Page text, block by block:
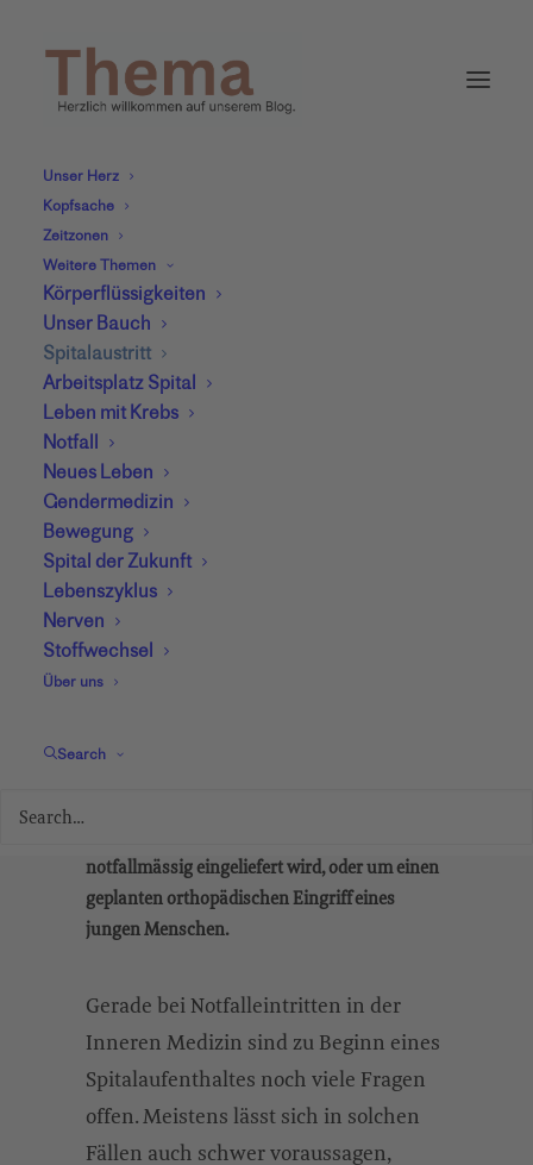
Unser Herz
Kopfsache
Zeitzonen
Weitere Themen
Körperflüssigkeiten
Unser Bauch
Spitalaustritt
Arbeitsplatz Spital
Leben mit Krebs
Notfall
Neues Leben
Gendermedizin
Bewegung
Spital der Zukunft
Lebenszyklus
Nerven
Stoffwechsel
Über uns
Search
Vernetzte Zusammenarbeit – Pflege
Bei uns laufen alle
Informationen
zusammen
Die Planung des Austritts fängt bei uns bereits
notfallmässig eingeliefert wird, oder um einen
geplanten orthopädischen Eingriff eines
jungen Menschen.
Gerade bei Notfalleintritten in der
Inneren Medizin sind zu Beginn eines
Spitalaufenthaltes noch viele Fragen
offen. Meistens lässt sich in solchen
Fällen auch schwer voraussagen,